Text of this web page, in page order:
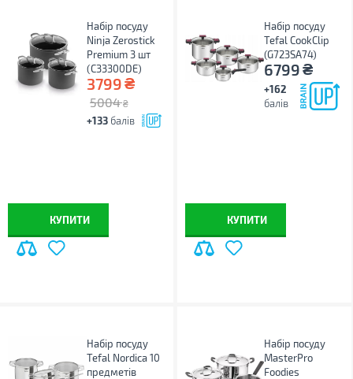
Набір посуду
Ninja Zerostick
Premium 3 шт
(C33300DE)
3799₴
5004 ₴
+133 балів
КУПИТИ
Набір посуду
Tefal CookClip
(G723SA74)
6799₴
+162
балів
КУПИТИ
Набір посуду
Tefal Nordica 10
предметів
Набір посуду
MasterPro
Foodies